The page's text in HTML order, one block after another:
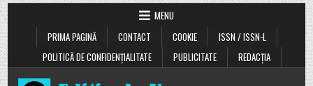
MENU
PRIMA PAGINĂ
CONTACT COOKIE
ISSN / ISSN-L
POLITICĂ DE CONFIDENȚIALITATE
PUBLICITATE REDACȚIA